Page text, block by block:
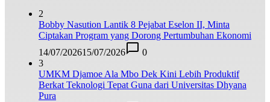
2
Bobby Nasution Lantik 8 Pejabat Eselon II, Minta
Ciptakan Program yang Dorong Pertumbuhan Ekonomi
14/07/202615/07/2026
0
3
UMKM Djamoe Ala Mbo Dek Kini Lebih Produktif
Berkat Teknologi Tepat Guna dari Universitas Dhyana
Pura